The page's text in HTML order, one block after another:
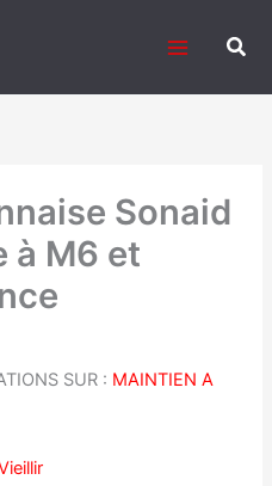
Sonaid
à M6 et
SUR : MAINTIEN A